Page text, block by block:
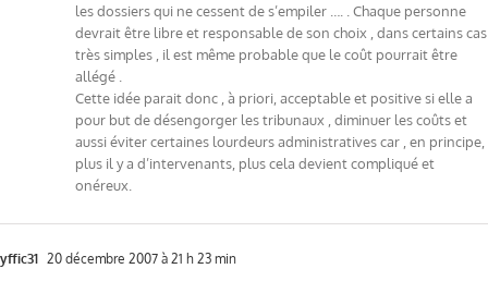
les dossiers qui ne cessent de s’empiler …. . Chaque personne
devrait être libre et responsable de son choix , dans certains cas
très simples , il est même probable que le coût pourrait être
allégé .
Cette idée parait donc , à priori, acceptable et positive si elle a
pour but de désengorger les tribunaux , diminuer les coûts et
aussi éviter certaines lourdeurs administratives car , en principe,
plus il y a d’intervenants, plus cela devient compliqué et
onéreux.
yffic31 20 décembre 2007 à 21 h 23 min